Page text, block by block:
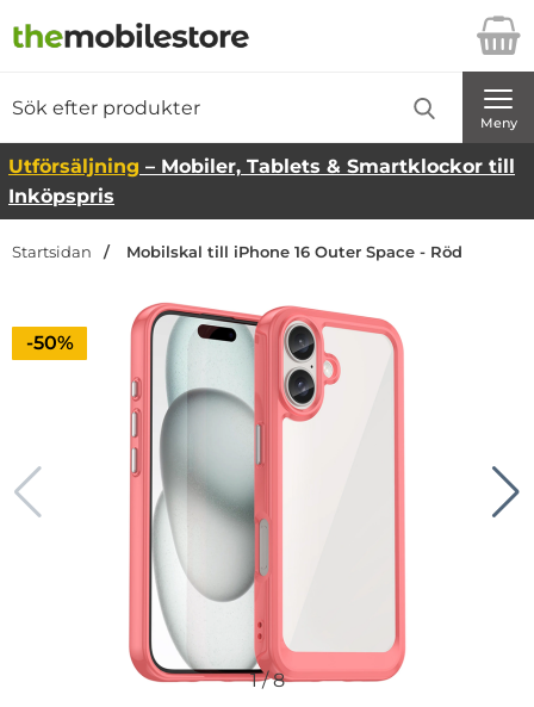
Startsidan för Danira Telecom AB
Meny
Utförsäljning – Mobiler, Tablets & Smartklockor till
Inköpspris
Startsidan Mobilskal till iPhone 16 Outer Space - Röd
Priset är nedsatt med
-50%
1/8